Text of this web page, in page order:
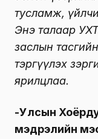
тусламж,
Энэ талаар
заслын
тэргүүлэх
ярилцлаа.
-Улсын
мэдрэлийн